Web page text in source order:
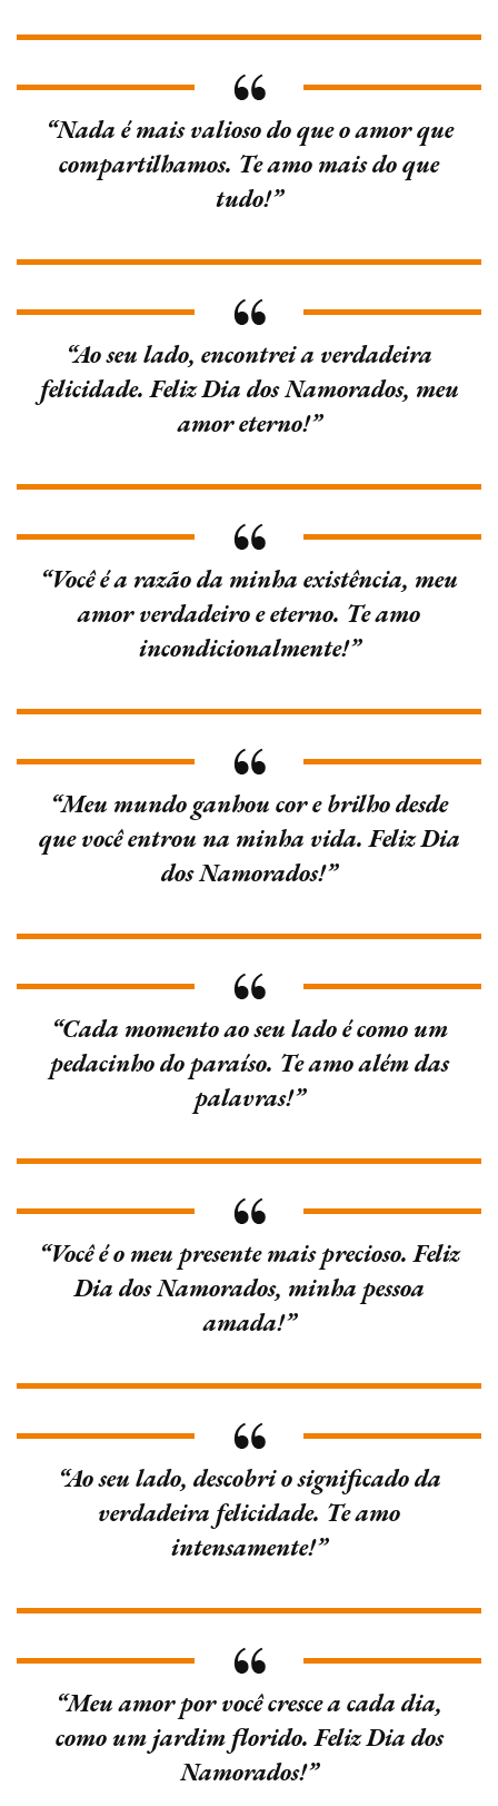
“Nada é mais valioso do que o amor que
compartilhamos. Te amo mais do que
tudo!”
“Ao seu lado, encontrei a verdadeira
felicidade. Feliz Dia dos Namorados, meu
amor eterno!”
“Você é a razão da minha existência, meu
amor verdadeiro e eterno. Te amo
incondicionalmente!”
“Meu mundo ganhou cor e brilho desde
que você entrou na minha vida. Feliz Dia
dos Namorados!”
“Cada momento ao seu lado é como um
pedacinho do paraíso. Te amo além das
palavras!”
“Você é o meu presente mais precioso. Feliz
Dia dos Namorados, minha pessoa
amada!”
“Ao seu lado, descobri o significado da
verdadeira felicidade. Te amo
intensamente!”
“Meu amor por você cresce a cada dia,
como um jardim florido. Feliz Dia dos
Namorados!”